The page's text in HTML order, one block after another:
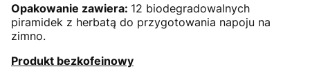
Opakowanie zawiera: 12 biodegradowalnych
piramidek z herbatą do przygotowania napoju na
zimno.
Produkt bezkofeinowy